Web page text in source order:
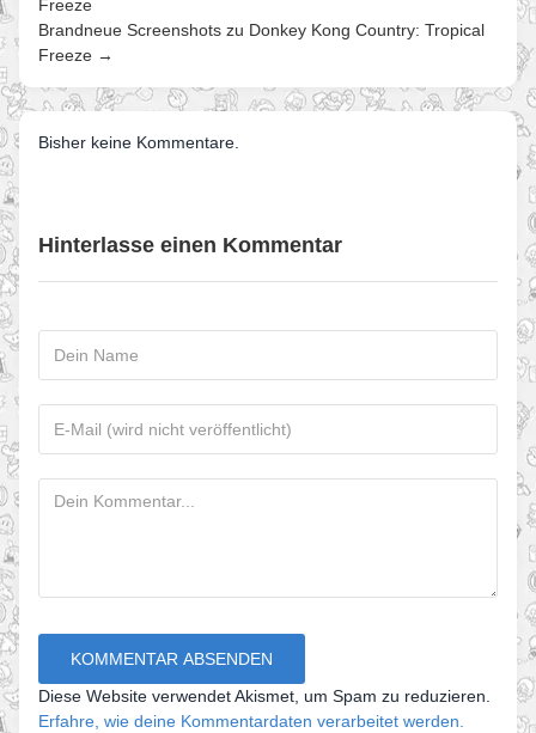
Freeze
Brandneue Screenshots zu Donkey Kong Country: Tropical
Freeze →
Bisher keine Kommentare.
Hinterlasse einen Kommentar
Diese Website verwendet Akismet, um Spam zu reduzieren.
Erfahre, wie deine Kommentardaten verarbeitet werden.